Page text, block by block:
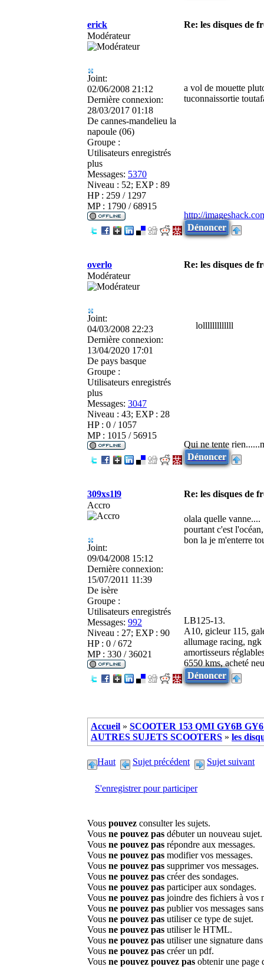
erick
Re: les disques de
Modérateur
Joint:
02/06/2008 21:12
Dernière connexion:
28/03/2017 01:18
De cannes-mandelieu la
napoule (06)
Groupe :
Utilisateurs enregistrés
plus
Messages: 5370
Niveau : 52; EXP : 89
HP : 259 / 1297
MP : 1790 / 68915
a vol de mouette
tuconnaissortie
http://
Dénoncer
overlo
Re: les disques de
Modérateur
Joint:
04/03/2008 22:23
Dernière connexion:
13/04/2020 17:01
De pays basque
Groupe :
Utilisateurs enregistrés
plus
Messages: 3047
Niveau : 43; EXP : 28
HP : 0 / 1057
MP : 1015 / 56915
lolllllllllllll
Qui ne tente
Dénoncer
309xs1l9
Re: les disques de
Accro
Joint:
09/04/2008 15:12
Dernière connexion:
15/07/2011 11:39
De isère
Groupe :
Utilisateurs enregistrés
Messages: 992
Niveau : 27; EXP : 90
HP : 0 / 672
MP : 330 / 36021
olala quelle vanne....
pourtant c'est
bon la je m'enterre
LB125-13.
A10, gicleur 115,
allumage racing,
amortisseurs
6550 kms, acheté
Dénoncer
Accueil » SCOOTER 153 QMI GY6B
AUTRES SUJETS SCOOTERS » les
Haut Sujet précédent Sujet suivant
S'enregistrer pour participer
Vous pouvez consulter les sujets.
Vous ne pouvez pas débuter un nouveau sujet.
Vous ne pouvez pas répondre aux messages.
Vous ne pouvez pas modifier vos messages.
Vous ne pouvez pas supprimer vos messages.
Vous ne pouvez pas créer des sondages.
Vous ne pouvez pas participer aux sondages.
Vous ne pouvez pas joindre des fichiers à vos
Vous ne pouvez pas publier vos messages
Vous ne pouvez pas utiliser ce type de sujet.
Vous ne pouvez pas utiliser le HTML.
Vous ne pouvez pas utiliser une signature
Vous ne pouvez pas créer un pdf.
Vous ne pouvez pouvez pas obtenir une page